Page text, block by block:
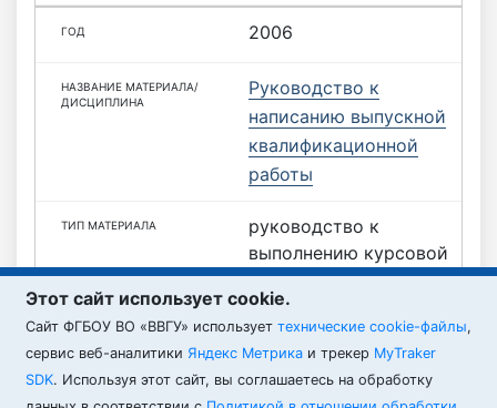
2006
Руководство к
написанию выпускной
квалификационной
работы
руководство к
выполнению курсовой
работы (проекта)
ВВГУ
Этот сайт использует cookie.
Cайт ФГБОУ ВО «ВВГУ» использует технические cookie-файлы,
сервис веб-аналитики Яндекс Метрика и трекер MyTraker
SDK. Используя этот сайт, вы соглашаетесь на обработку